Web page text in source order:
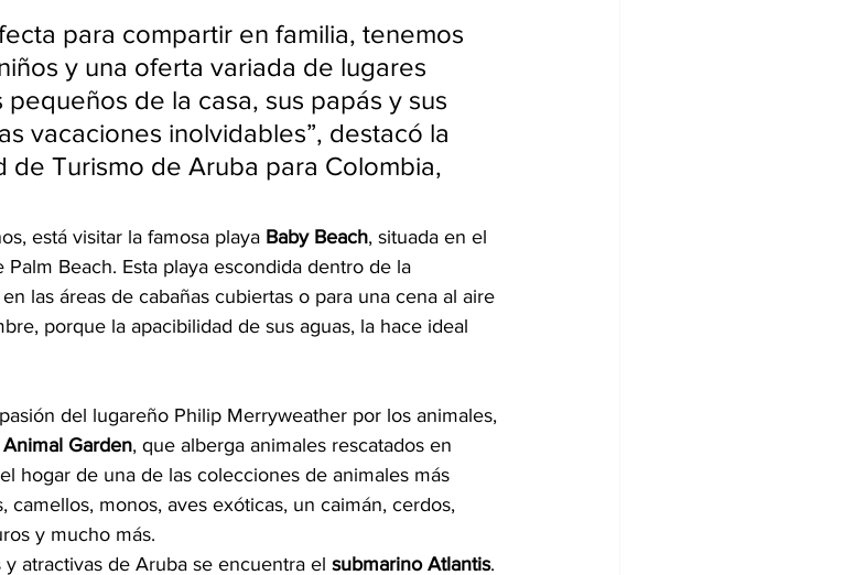
para compartir en familia, tenemos
y una oferta variada de lugares
de la casa, sus papás y sus
vacaciones inolvidables”, destacó la
Turismo de Aruba para Colombia,
está visitar la famosa playa Baby Beach, situada en el
Beach. Esta playa escondida dentro de la
las áreas de cabañas cubiertas o para una cena al aire
porque la apacibilidad de sus aguas, la hace ideal
del lugareño Philip Merryweather por los animales,
Animal Garden, que alberga animales rescatados en
hogar de una de las colecciones de animales más
camellos, monos, aves exóticas, un caimán, cerdos,
y mucho más.
atractivas de Aruba se encuentra el submarino Atlantis.